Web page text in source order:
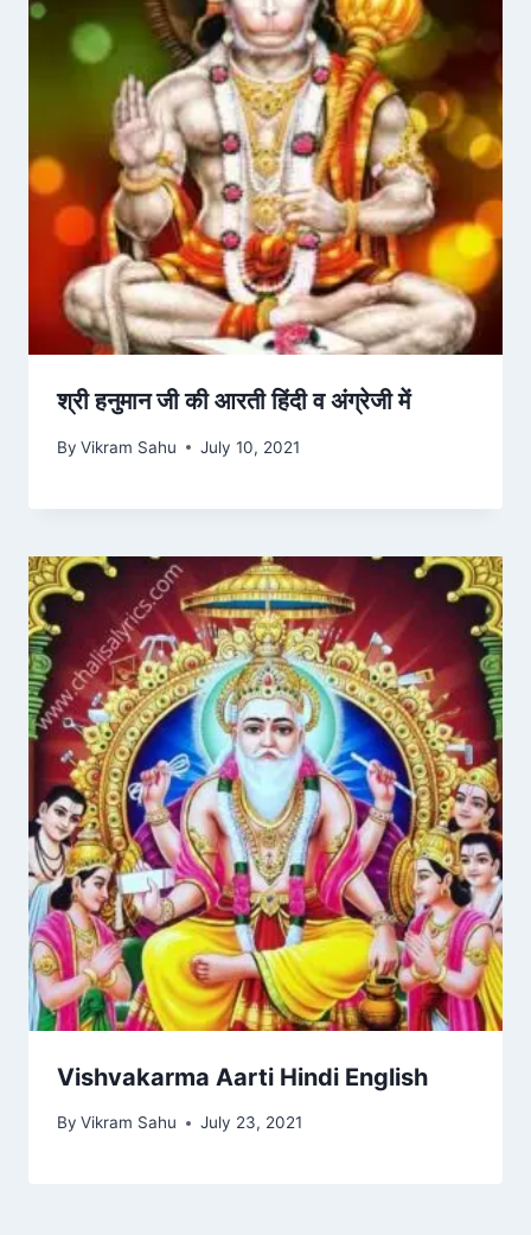
श्री हनुमान जी की आरती हिंदी व अंग्रेजी में
By Vikram Sahu July 10, 2021
Vishvakarma Aarti Hindi English
By Vikram Sahu July 23, 2021